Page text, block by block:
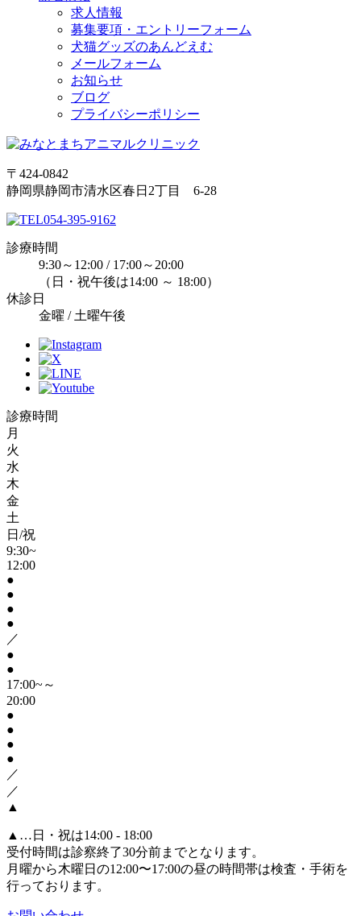
求人情報
募集要項・エントリーフォーム
犬猫グッズのあんどえむ
メールフォーム
お知らせ
ブログ
プライバシーポリシー
〒424-0842
静岡県静岡市清水区春日2丁目 6-28
054-395-9162
診療時間
9:30～12:00 / 17:00～20:00
（日・祝午後は14:00 ～ 18:00）
休診日
金曜 / 土曜午後
診療時間
月
火
水
木
金
土
日/祝
9:30~
12:00
●
●
●
●
／
●
●
17:00~～
20:00
●
●
●
●
／
／
▲
▲ …日・祝は14:00 - 18:00
受付時間は診察終了30分前までとなります。
月曜から木曜日の12:00〜17:00の昼の時間帯は検査・手術を
行っております。